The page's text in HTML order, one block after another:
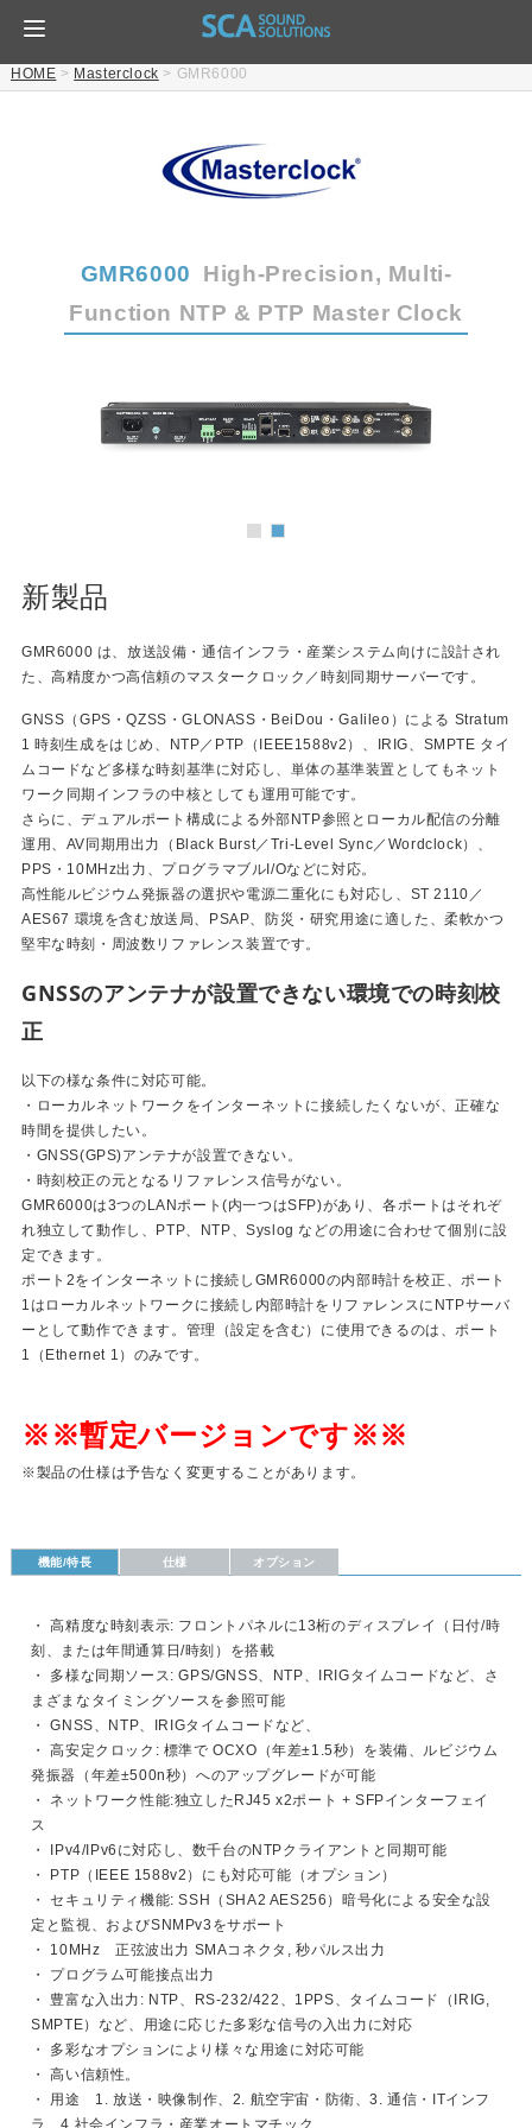
HOME > Masterclock > GMR6000
GMR6000
High-Precision, Multi-
Function NTP & PTP Master Clock
新製品
GMR6000 は、放送設備・通信インフラ・産業システム向けに設計され
た、高精度かつ高信頼のマスタークロック／時刻同期サーバーです。
GNSS（GPS・QZSS・GLONASS・BeiDou・Galileo）による Stratum
1 時刻生成をはじめ、NTP／PTP（IEEE1588v2）、IRIG、SMPTE タイ
ムコードなど多様な時刻基準に対応し、単体の基準装置としてもネット
ワーク同期インフラの中核としても運用可能です。
さらに、デュアルポート構成による外部NTP参照とローカル配信の分離
運用、AV同期用出力（Black Burst／Tri-Level Sync／Wordclock）、
PPS・10MHz出力、プログラマブルI/Oなどに対応。
高性能ルビジウム発振器の選択や電源二重化にも対応し、ST 2110／
AES67 環境を含む放送局、PSAP、防災・研究用途に適した、柔軟かつ
堅牢な時刻・周波数リファレンス装置です。
GNSSのアンテナが設置できない環境での時刻校
正
以下の様な条件に対応可能。
・ローカルネットワークをインターネットに接続したくないが、正確な
時間を提供したい。
・GNSS(GPS)アンテナが設置できない。
・時刻校正の元となるリファレンス信号がない。
GMR6000は3つのLANポート(内一つはSFP)があり、各ポートはそれぞ
れ独立して動作し、PTP、NTP、Syslog などの用途に合わせて個別に設
定できます。
ポート2をインターネットに接続しGMR6000の内部時計を校正、ポート
1はローカルネットワークに接続し内部時計をリファレンスにNTPサーバ
ーとして動作できます。管理（設定を含む）に使用できるのは、ポート
1（Ethernet 1）のみです。
※※暫定バージョンです※※
※製品の仕様は予告なく変更することがあります。
機能/特長 仕様 オプション
・ 高精度な時刻表示: フロントパネルに13桁のディスプレイ（日付/時
刻、または年間通算日/時刻）を搭載
・ 多様な同期ソース: GPS/GNSS、NTP、IRIGタイムコードなど、さ
まざまなタイミングソースを参照可能
・ GNSS、NTP、IRIGタイムコードなど、
・ 高安定クロック: 標準で OCXO（年差±1.5秒）を装備、ルビジウム
発振器（年差±500n秒）へのアップグレードが可能
・ ネットワーク性能:独立したRJ45 x2ポート + SFPインターフェイ
ス
・ IPv4/IPv6に対応し、数千台のNTPクライアントと同期可能
・ PTP（IEEE 1588v2）にも対応可能（オプション）
・ セキュリティ機能: SSH（SHA2 AES256）暗号化による安全な設
定と監視、およびSNMPv3をサポート
・ 10MHz 正弦波出力 SMAコネクタ, 秒パルス出力
・ プログラム可能接点出力
・ 豊富な入出力: NTP、RS-232/422、1PPS、タイムコード（IRIG,
SMPTE）など、用途に応じた多彩な信号の入出力に対応
・ 多彩なオプションにより様々な用途に対応可能
・ 高い信頼性。
・ 用途 1. 放送・映像制作、2. 航空宇宙・防衛、3. 通信・ITインフ
ラ、4.社会インフラ・産業オートマチック